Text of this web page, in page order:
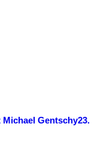
Gentschy23.